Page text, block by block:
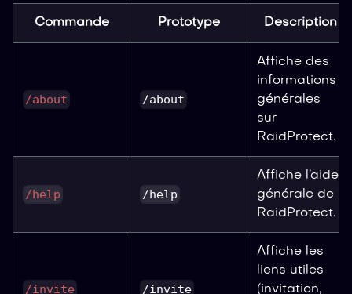
Commande Prototype Description
/about /about
Affiche des
informations
générales
sur
RaidProtect.
/help /help
Affiche l’aide
générale de
RaidProtect.
/invite /invite
Affiche les
liens utiles
(invitation,